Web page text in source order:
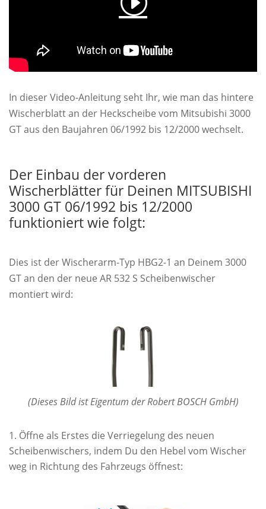
In dieser Video-Anleitung seht Ihr, wie man das hintere
Wischerblatt an der Heckscheibe vom Mitsubishi 3000
GT aus den Baujahren 06/1992 bis 12/2000 wechselt.
Der Einbau der vorderen
Wischerblätter für Deinen MITSUBISHI
3000 GT 06/1992 bis 12/2000
funktioniert wie folgt:
Dies ist der Wischerarm-Typ HBG2-1 an Deinem 3000
GT an den der neue AR 532 S Scheibenwischer
montiert wird:
(Dieses Bild ist Eigentum der Robert BOSCH GmbH)
Öffne als Erstes die Verriegelung des neuen
Scheibenwischers, indem Du den Hebel vom Wischer
weg in Richtung des Fahrzeugs öffnest: